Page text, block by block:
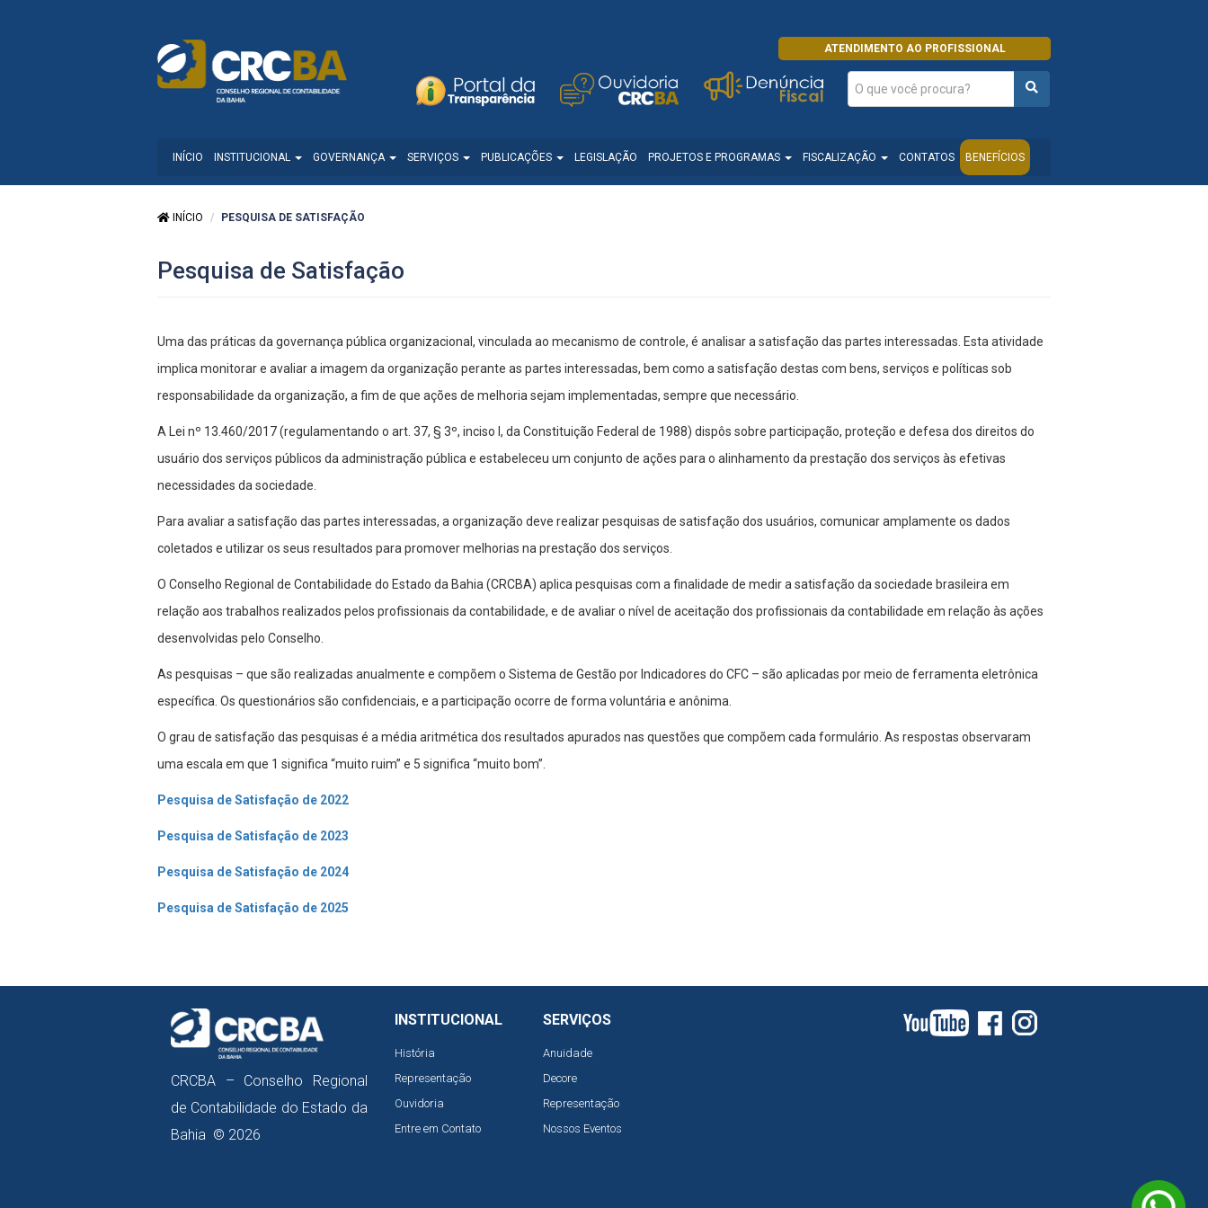
ATENDIMENTO AO PROFISSIONAL
INÍCIO INSTITUCIONAL GOVERNANÇA SERVIÇOS PUBLICAÇÕES LEGISLAÇÃO PROJETOS E PROGRAMAS FISCALIZAÇÃO CONTATOS BENEFÍCIOS
INÍCIO PESQUISA DE SATISFAÇÃO
Pesquisa de Satisfação
Uma das práticas da governança pública organizacional, vinculada ao mecanismo de controle, é analisar a satisfação das partes interessadas. Esta atividade
implica monitorar e avaliar a imagem da organização perante as partes interessadas, bem como a satisfação destas com bens, serviços e políticas sob
responsabilidade da organização, a fim de que ações de melhoria sejam implementadas, sempre que necessário.
A Lei nº 13.460/2017 (regulamentando o art. 37, § 3º, inciso I, da Constituição Federal de 1988) dispôs sobre participação, proteção e defesa dos direitos do
usuário dos serviços públicos da administração pública e estabeleceu um conjunto de ações para o alinhamento da prestação dos serviços às efetivas
necessidades da sociedade.
Para avaliar a satisfação das partes interessadas, a organização deve realizar pesquisas de satisfação dos usuários, comunicar amplamente os dados
coletados e utilizar os seus resultados para promover melhorias na prestação dos serviços.
O Conselho Regional de Contabilidade do Estado da Bahia (CRCBA) aplica pesquisas com a finalidade de medir a satisfação da sociedade brasileira em
relação aos trabalhos realizados pelos profissionais da contabilidade, e de avaliar o nível de aceitação dos profissionais da contabilidade em relação às ações
desenvolvidas pelo Conselho.
As pesquisas – que são realizadas anualmente e compõem o Sistema de Gestão por Indicadores do CFC – são aplicadas por meio de ferramenta eletrônica
específica. Os questionários são confidenciais, e a participação ocorre de forma voluntária e anônima.
O grau de satisfação das pesquisas é a média aritmética dos resultados apurados nas questões que compõem cada formulário. As respostas observaram
uma escala em que 1 significa “muito ruim” e 5 significa “muito bom”.
Pesquisa de Satisfação de 2022
Pesquisa de Satisfação de 2023
Pesquisa de Satisfação de 2024
Pesquisa de Satisfação de 2025
CRCBA – Conselho Regional
de Contabilidade do Estado da
Bahia © 2026
INSTITUCIONAL
História
Representação
Ouvidoria
Entre em Contato
SERVIÇOS
Anuidade
Decore
Representação
Nossos Eventos